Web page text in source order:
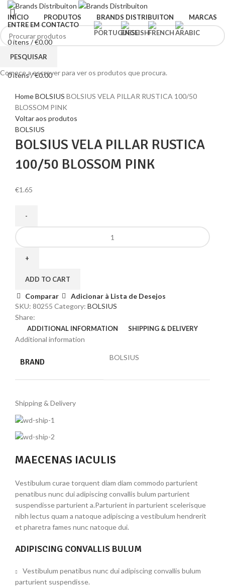
INÍCIO PRODUTOS BRANDS DISTRIBUITON
MARCAS
ENTRE EM CONTACTO
0itens /€0.00
Menu
0itens/€0.00
HomeBOLSIUS BOLSIUS VELA PILLAR RUSTICA 100/50
BLOSSOM PINK
Voltar aos produtos
BOLSIUS
BOLSIUS VELA PILLAR RUSTICA
100/50 BLOSSOM PINK
€1.65
ADD TO CART
Comparar
Adicionar à Lista de Desejos
SKU: 80255 Category: BOLSIUS
Share:
ADDITIONAL INFORMATION SHIPPING & DELIVERY
Additional information
BRAND BOLSIUS
Shipping & Delivery
MAECENAS IACULIS
Vestibulum curae torquent diam diam commodo parturient
penatibus nunc dui adipiscing convallis bulum parturient
suspendisse parturient a.Parturient in parturient scelerisque
nibh lectus quam a natoque adipiscing a vestibulum hendrerit
et pharetra fames nunc natoque dui.
ADIPISCING CONVALLIS BULUM
Vestibulum penatibus nunc dui adipiscing convallis bulum
parturient suspendisse.
PESQUISAR
Comece a escrever para ver os produtos que procura.